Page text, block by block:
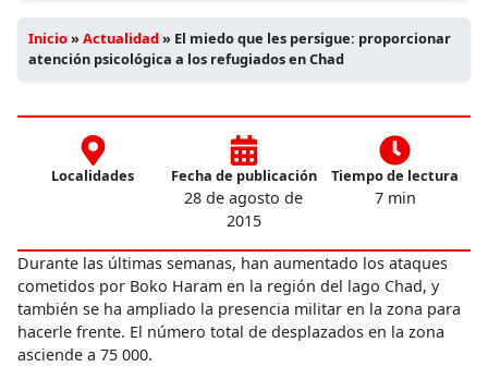
Inicio»Actualidad» El miedo que les persigue: proporcionar
atención psicológica a los refugiados en Chad
Localidades Fecha de publicación
28 de agosto de
2015
Tiempo de lectura
7 min
Durante las últimas semanas, han aumentado los ataques
cometidos por Boko Haram en la región del lago Chad, y
también se ha ampliado la presencia militar en la zona para
hacerle frente. El número total de desplazados en la zona
asciende a 75 000.